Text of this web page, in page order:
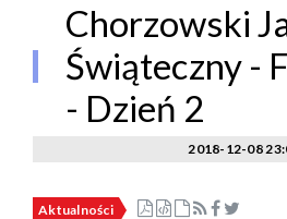
Chorzowski
Świąteczny -
- Dzień 2
2018-12-08
Aktualności